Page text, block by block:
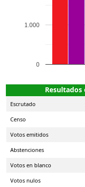
0
1.000
Resultados
Escrutado
Censo
Votos emitidos
Abstenciones
Votos en blanco
Votos nulos